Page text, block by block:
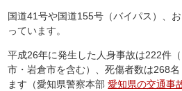
国道41号や国道155号（バイパス）、
っています。
平成26年に発生した人身事故は222件
市・岩倉市を含む）、死傷者数は268
ます（愛知県警察本部愛知県の交通事